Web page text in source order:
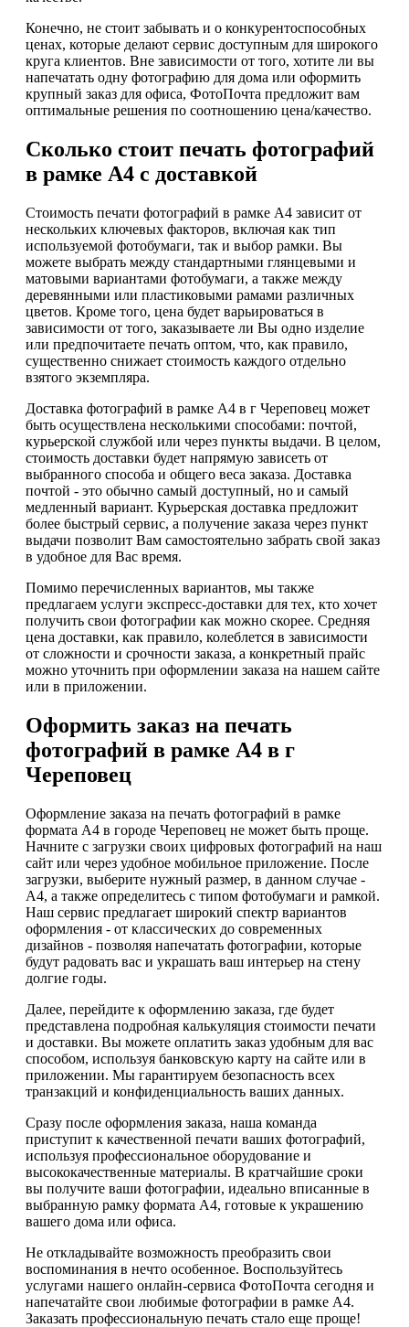
Конечно, не стоит забывать и о конкурентоспособных
ценах, которые делают сервис доступным для широкого
круга клиентов. Вне зависимости от того, хотите ли вы
напечатать одну фотографию для дома или оформить
крупный заказ для офиса, ФотоПочта предложит вам
оптимальные решения по соотношению цена/качество.
Сколько стоит печать фотографий
в рамке А4 с доставкой
Стоимость печати фотографий в рамке А4 зависит от
нескольких ключевых факторов, включая как тип
используемой фотобумаги, так и выбор рамки. Вы
можете выбрать между стандартными глянцевыми и
матовыми вариантами фотобумаги, а также между
деревянными или пластиковыми рамами различных
цветов. Кроме того, цена будет варьироваться в
зависимости от того, заказываете ли Вы одно изделие
или предпочитаете печать оптом, что, как правило,
существенно снижает стоимость каждого отдельно
взятого экземпляра.
Доставка фотографий в рамке А4 в г Череповец может
быть осуществлена несколькими способами: почтой,
курьерской службой или через пункты выдачи. В целом,
стоимость доставки будет напрямую зависеть от
выбранного способа и общего веса заказа. Доставка
почтой - это обычно самый доступный, но и самый
медленный вариант. Курьерская доставка предложит
более быстрый сервис, а получение заказа через пункт
выдачи позволит Вам самостоятельно забрать свой заказ
в удобное для Вас время.
Помимо перечисленных вариантов, мы также
предлагаем услуги экспресс-доставки для тех, кто хочет
получить свои фотографии как можно скорее. Средняя
цена доставки, как правило, колеблется в зависимости
от сложности и срочности заказа, а конкретный прайс
можно уточнить при оформлении заказа на нашем сайте
или в приложении.
Оформить заказ на печать
фотографий в рамке А4 в г
Череповец
Оформление заказа на печать фотографий в рамке
формата А4 в городе Череповец не может быть проще.
Начните с загрузки своих цифровых фотографий на наш
сайт или через удобное мобильное приложение. После
загрузки, выберите нужный размер, в данном случае -
А4, а также определитесь с типом фотобумаги и рамкой.
Наш сервис предлагает широкий спектр вариантов
оформления - от классических до современных
дизайнов - позволяя напечатать фотографии, которые
будут радовать вас и украшать ваш интерьер на стену
долгие годы.
Далее, перейдите к оформлению заказа, где будет
представлена подробная калькуляция стоимости печати
и доставки. Вы можете оплатить заказ удобным для вас
способом, используя банковскую карту на сайте или в
приложении. Мы гарантируем безопасность всех
транзакций и конфиденциальность ваших данных.
Сразу после оформления заказа, наша команда
приступит к качественной печати ваших фотографий,
используя профессиональное оборудование и
высококачественные материалы. В кратчайшие сроки
вы получите ваши фотографии, идеально вписанные в
выбранную рамку формата А4, готовые к украшению
вашего дома или офиса.
Не откладывайте возможность преобразить свои
воспоминания в нечто особенное. Воспользуйтесь
услугами нашего онлайн-сервиса ФотоПочта сегодня и
напечатайте свои любимые фотографии в рамке А4.
Заказать профессиональную печать стало еще проще!